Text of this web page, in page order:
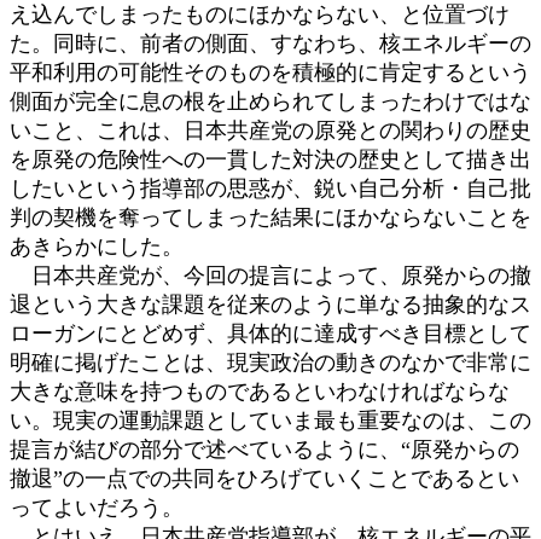
え込んでしまったものにほかならない、と位置づけ
た。同時に、前者の側面、すなわち、核エネルギーの
平和利用の可能性そのものを積極的に肯定するという
側面が完全に息の根を止められてしまったわけではな
いこと、これは、日本共産党の原発との関わりの歴史
を原発の危険性への一貫した対決の歴史として描き出
したいという指導部の思惑が、鋭い自己分析・自己批
判の契機を奪ってしまった結果にほかならないことを
あきらかにした。
日本共産党が、今回の提言によって、原発からの撤
退という大きな課題を従来のように単なる抽象的なス
ローガンにとどめず、具体的に達成すべき目標として
明確に掲げたことは、現実政治の動きのなかで非常に
大きな意味を持つものであるといわなければならな
い。現実の運動課題としていま最も重要なのは、この
提言が結びの部分で述べているように、“原発からの
撤退”の一点での共同をひろげていくことであるとい
ってよいだろう。